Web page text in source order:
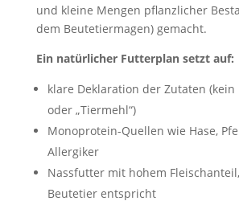
und kleine Mengen pflanzlicher
dem Beutetiermagen) gemacht.
Ein natürlicher Futterplan setzt auf:
klare Deklaration der Zutaten
oder „Tiermehl“)
Monoprotein-Quellen wie Hase,
Allergiker
Nassfutter mit hohem
Beutetier entspricht